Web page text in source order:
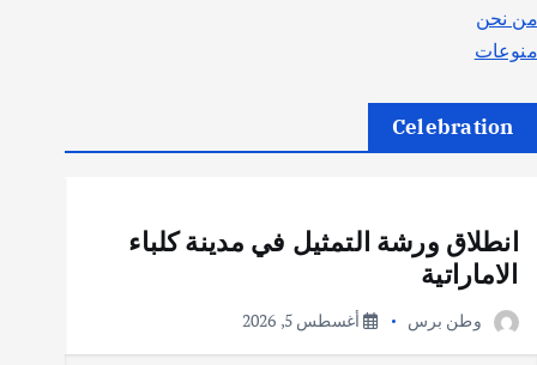
من نحن
منوعات
Celebration
انطلاق ورشة التمثيل في مدينة كلباء
الاماراتية
وطن برس أغسطس 5, 2026